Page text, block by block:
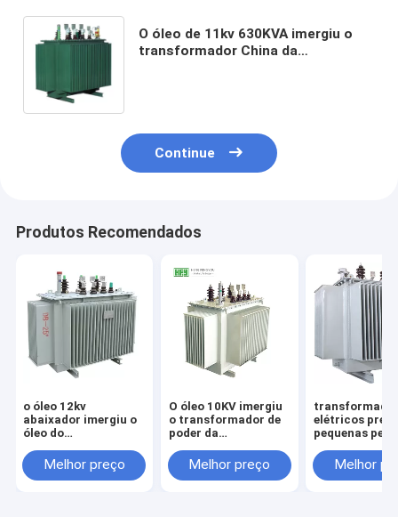
O óleo de 11kv 630KVA imergiu o
transformador China da
Continue
Produtos Recomendados
o óleo 12kv
abaixador imergiu o
óleo do
refrigerou
transformadores da
Melhor preço
O óleo 10KV imergiu
o transformador de
poder da
melhor preço selado
completo da
Melhor preço
elétricos
pequenas
distribuição
melhor
Melhor